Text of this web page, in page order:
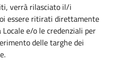
verrà rilasciato il/i
essere ritirati direttamente
e/o le credenziali per
delle targhe dei